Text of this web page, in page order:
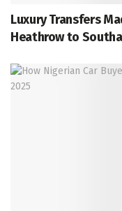
Luxury Transfers
Heathrow to